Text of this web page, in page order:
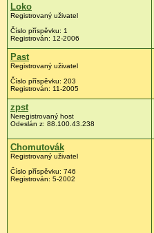
Loko
Registrovaný uživatel
Číslo příspěvku: 1
Registrován: 12-2006
Past
Registrovaný uživatel
Číslo příspěvku: 203
Registrován: 11-2005
zpst
Neregistrovaný host
Odeslán z: 88.100.43.238
Chomutovák
Registrovaný uživatel
Číslo příspěvku: 746
Registrován: 5-2002